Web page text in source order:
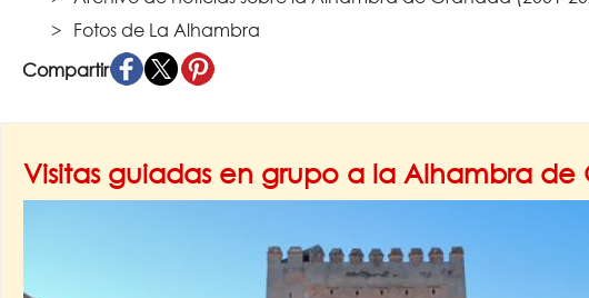
Fotos de La Alhambra
Compartir
Visitas guiadas en grupo a la Alhambra de